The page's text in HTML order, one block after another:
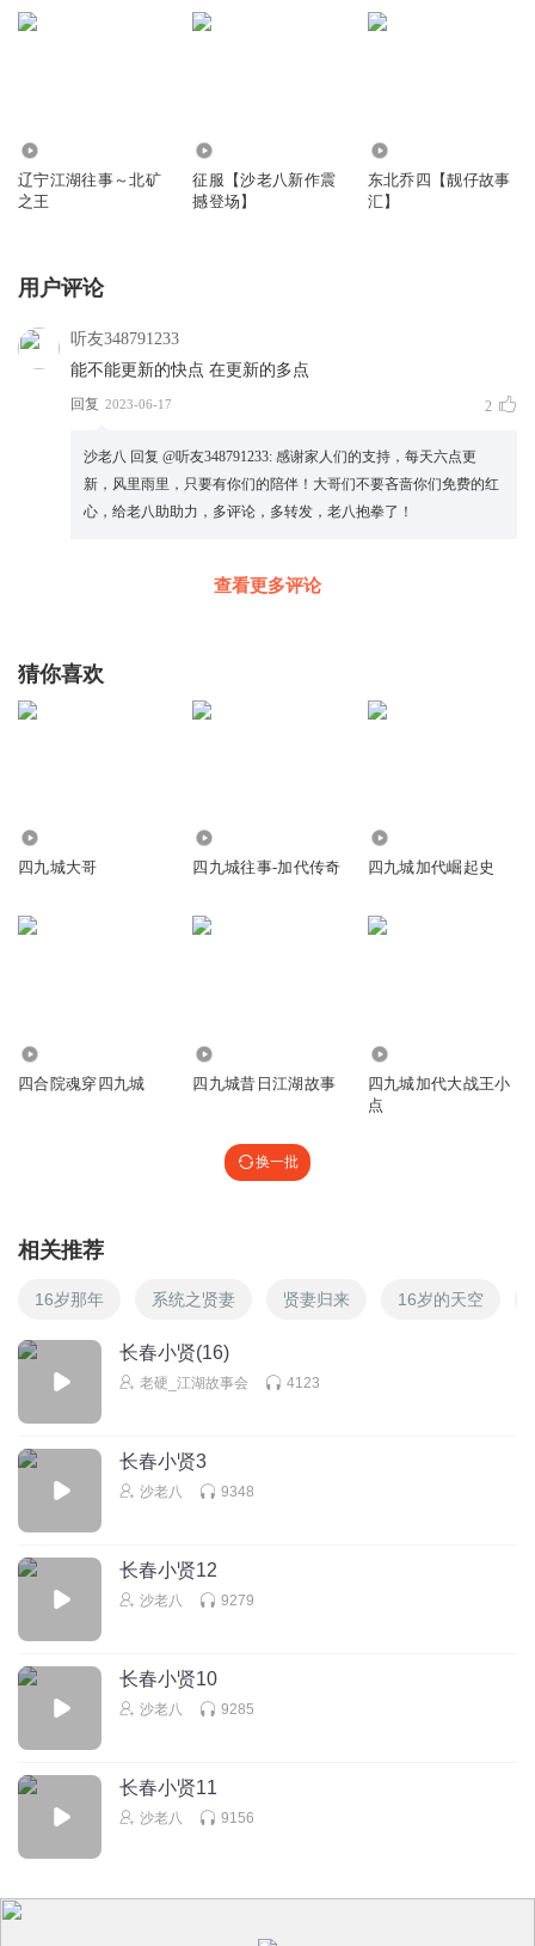
辽宁江湖往事～北矿
之王
征服【沙老八新作震
撼登场】
东北乔四【靓仔故事
汇】
用户评论
听友348791233
能不能更新的快点 在更新的多点
回复 2023-06-17 2
沙老八 回复 @听友348791233: 感谢家人们的支持，每天六点更
新，风里雨里，只要有你们的陪伴！大哥们不要吝啬你们免费的红
心，给老八助助力，多评论，多转发，老八抱拳了！
查看更多评论
猜你喜欢
四九城大哥 四九城往事-加代传奇 四九城加代崛起史
四合院魂穿四九城 四九城昔日江湖故事
四九城加代大战王小
点
换一批
相关推荐
16岁那年 系统之贤妻 贤妻归来 16岁的天空
长春小贤(16)
老硬_江湖故事会 4123
长春小贤3
沙老八 9348
长春小贤12
沙老八 9279
长春小贤10
沙老八 9285
长春小贤11
沙老八 9156